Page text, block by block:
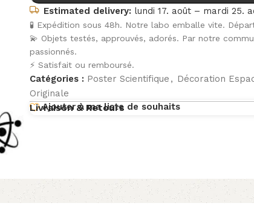
Estimated delivery: lundi 17. août – mardi 25.
🧪 Expédition sous 48h. Notre labo emballe vite.
💫 Objets testés, approuvés, adorés. Par notre
passionnés.
⚡ Satisfait ou remboursé.
Catégories : Poster Scientifique , Décoration
Originale
Ajouter à ma liste de souhaits
Livraison & Retours